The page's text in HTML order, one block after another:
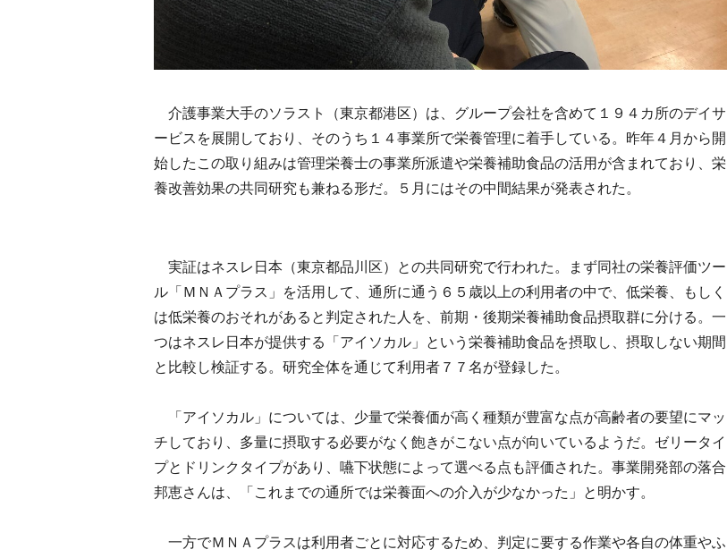
介護事業大手のソラスト（東京都港区）は、グループ会社を含めて１９４カ所のデイサ
ービスを展開しており、そのうち１４事業所で栄養管理に着手している。昨年４月から開
始したこの取り組みは管理栄養士の事業所派遣や栄養補助食品の活用が含まれており、栄
養改善効果の共同研究も兼ねる形だ。５月にはその中間結果が発表された。
実証はネスレ日本（東京都品川区）との共同研究で行われた。まず同社の栄養評価ツー
ル「ＭＮＡプラス」を活用して、通所に通う６５歳以上の利用者の中で、低栄養、もしく
は低栄養のおそれがあると判定された人を、前期・後期栄養補助食品摂取群に分ける。一
つはネスレ日本が提供する「アイソカル」という栄養補助食品を摂取し、摂取しない期間
と比較し検証する。研究全体を通じて利用者７７名が登録した。
「アイソカル」については、少量で栄養価が高く種類が豊富な点が高齢者の要望にマッ
チしており、多量に摂取する必要がなく飽きがこない点が向いているようだ。ゼリータイ
プとドリンクタイプがあり、嚥下状態によって選べる点も評価された。事業開発部の落合
邦恵さんは、「これまでの通所では栄養面への介入が少なかった」と明かす。
一方でＭＮＡプラスは利用者ごとに対応するため、判定に要する作業や各自の体重やふ